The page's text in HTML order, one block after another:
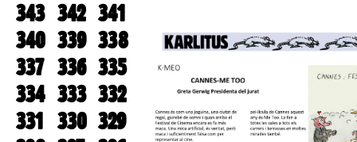
343 342 341
340 339 338
337 336 335
334 333 332
331 330 329